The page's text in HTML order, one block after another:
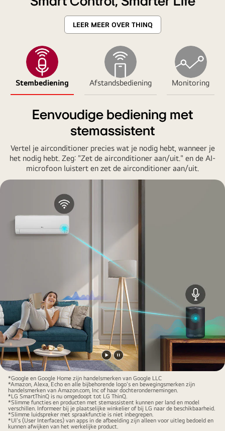
LEER MEER OVER THINQ
Stembediening Afstandsbediening Monitoring
Eenvoudige bediening met
stemassistent
Vertel je airconditioner precies wat je nodig hebt, wanneer je
het nodig hebt. Zeg: "Zet de airconditioner aan/uit." en de AI-
microfoon luistert en zet de airconditioner aan/uit.
Video
afspelen
Video
pauzeren
*Google en Google Home zijn handelsmerken van Google LLC
*Amazon, Alexa, Echo en alle bijbehorende logo's en bewegingsmerken zijn
handelsmerken van Amazon.com, Inc of haar dochterondernemingen.
*LG SmartThinQ is nu omgedoopt tot LG ThinQ.
*Slimme functies en producten met stemassistent kunnen per land en model
verschillen. Informeer bij je plaatselijke winkelier of bij LG naar de beschikbaarheid.
*Slimme luidspreker met spraakfunctie is niet inbegrepen.
*UI's (User Interfaces) van apps in de afbeelding zijn alleen voor uitleg bedoeld en
kunnen afwijken van het werkelijke product.